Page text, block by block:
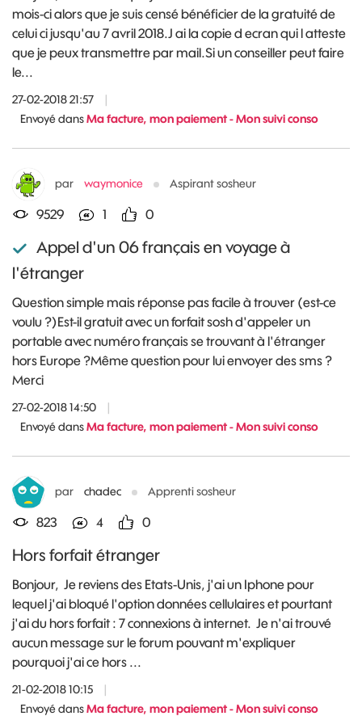
mois-ci alors que je suis censé bénéficier de la gratuité de
celui ci jusqu'au 7 avril 2018.J ai la copie d ecran qui l atteste
que je peux transmettre par mail.Si un conseiller peut faire
le...
27-02-2018 21:57
|
Envoyé dansMa facture, mon paiement - Mon suivi conso
Appel d'un 06 français en voyage à
l'étranger
Question simple mais réponse pas facile à trouver (est-ce
voulu ?)Est-il gratuit avec un forfait sosh d'appeler un
portable avec numéro français se trouvant à l'étranger
hors Europe ?Même question pour lui envoyer des sms ?
Merci
27-02-2018 14:50
|
Envoyé dansMa facture, mon paiement - Mon suivi conso
par waymonice Aspirant sosheur
9529 1 0
Hors forfait étranger
Bonjour, Je reviens des Etats-Unis, j'ai un Iphone pour
lequel j'ai bloqué l'option données cellulaires et pourtant
j'ai du hors forfait : 7 connexions à internet. Je n'ai trouvé
aucun message sur le forum pouvant m'expliquer
pourquoi j'ai ce hors ...
21-02-2018 10:15
|
Envoyé dansMa facture, mon paiement - Mon suivi conso
par chadec Apprenti sosheur
823 4 0